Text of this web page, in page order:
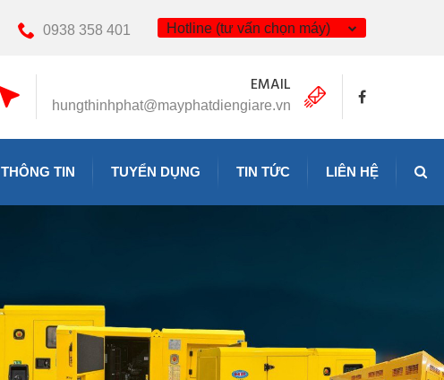
Hotline (tư vấn chọn máy)
0938 358 401
EMAIL
hungthinhphat@mayphatdiengiare.vn
THÔNG TIN TUYỂN DỤNG TIN TỨC LIÊN HỆ